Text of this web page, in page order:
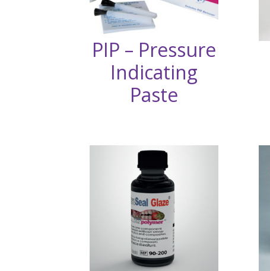
PIP – Pressure
Indicating
Paste